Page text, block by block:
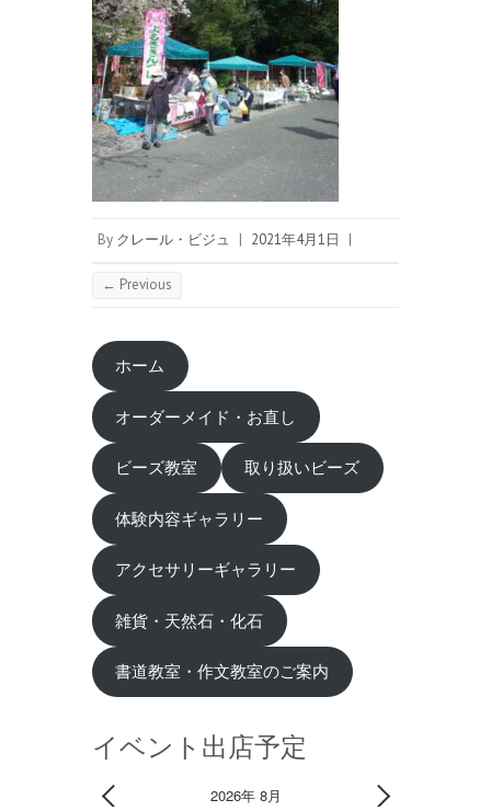
By クレール・ビジュ | 2021年4月1日 |
← Previous
ホーム
オーダーメイド・お直し
ビーズ教室 取り扱いビーズ
体験内容ギャラリー
アクセサリーギャラリー
雑貨・天然石・化石
書道教室・作文教室のご案内
イベント出店予定
2026年 8月